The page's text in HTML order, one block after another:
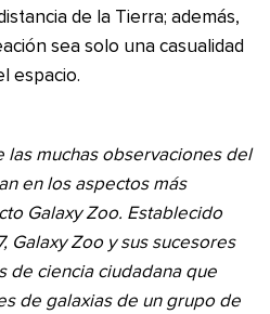
de la Tierra; además,
sea solo una casualidad
espacio.
las muchas observaciones del
en los aspectos más
Galaxy Zoo. Establecido
Galaxy Zoo y sus sucesores
de ciencia ciudadana que
de galaxias de un grupo de